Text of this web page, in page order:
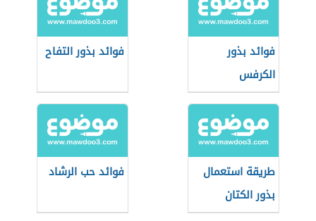
فوائد بذور
الكرفس
فوائد بذور التفاح
طريقة استعمال
بذور الكتان
فوائد حب الرشاد